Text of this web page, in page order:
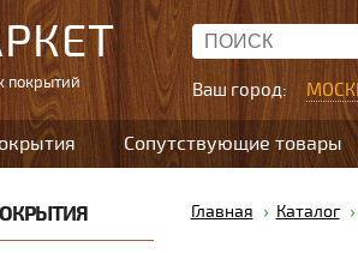
покрытий Ваш город:
Сопутствующие товары
Главная Каталог